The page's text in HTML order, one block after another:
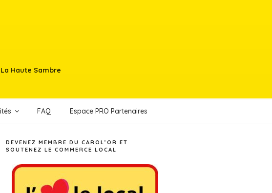
Haute Sambre
FAQ Espace PRO Partenaires
DEVENEZ MEMBRE DU CAROL’OR ET
SOUTENEZ LE COMMERCE LOCAL